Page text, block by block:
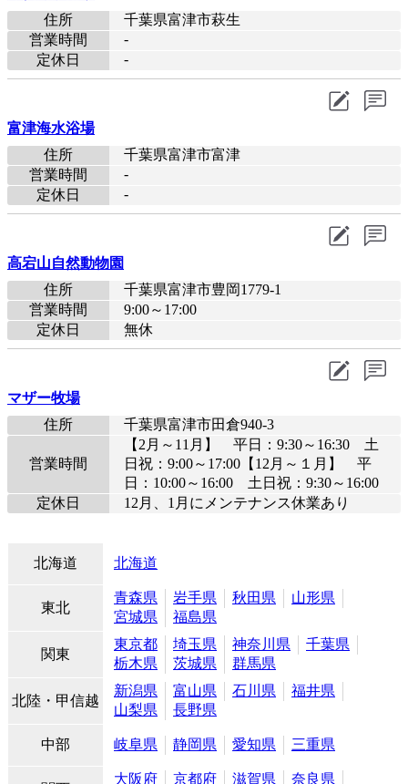
住所
千葉県富津市萩生
営業時間
-
定休日
-
富津海水浴場
住所
千葉県富津市富津
営業時間
-
定休日
-
高宕山自然動物園
住所
千葉県富津市豊岡1779-1
営業時間
9:00～17:00
定休日
無休
マザー牧場
住所
千葉県富津市田倉940-3
営業時間
【2月～11月】 平日：9:30～16:30 土
日祝：9:00～17:00【12月～１月】 平
日：10:00～16:00 土日祝：9:30～16:00
定休日
12月、1月にメンテナンス休業あり
北海道 北海道
東北
青森県 岩手県 秋田県
山形県
宮城県
福島県
関東
東京都 埼玉県 神奈川県
千葉県
栃木県
茨城県 群馬県
北陸・甲信越
新潟県 富山県 石川県
福井県
山梨県
長野県
中部 岐阜県 静岡県 愛知県 三重県
大阪府 京都府 滋賀県 奈良県